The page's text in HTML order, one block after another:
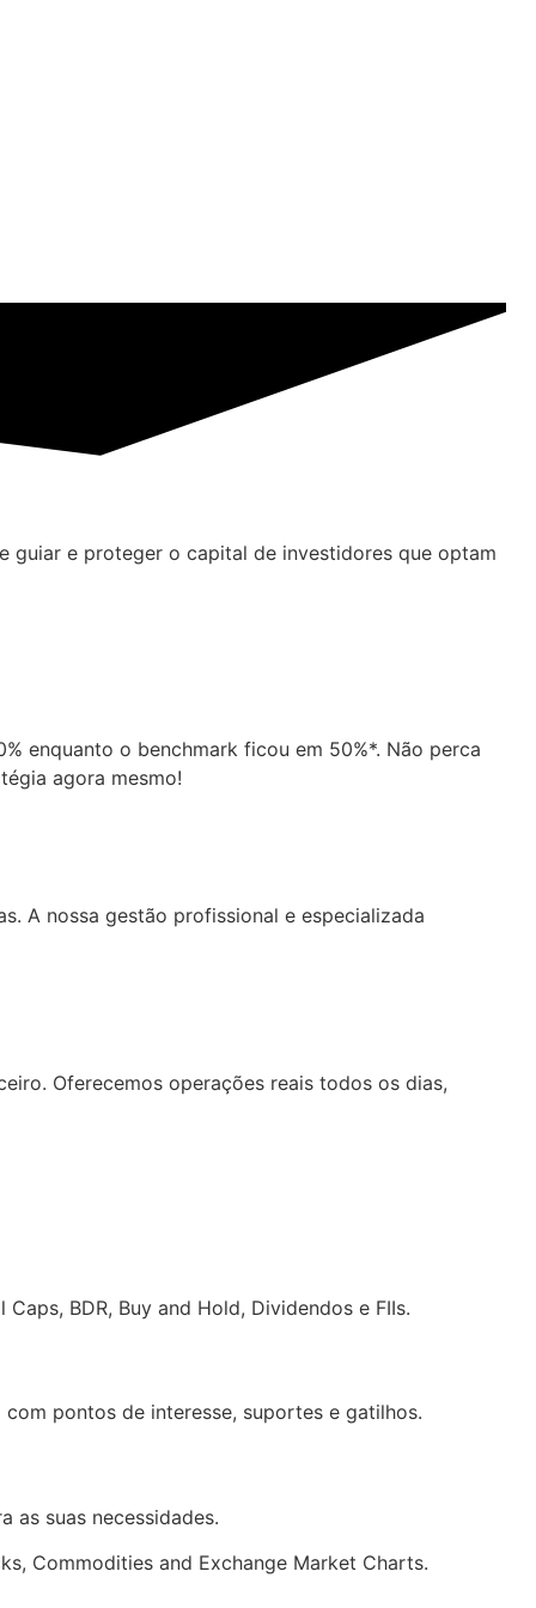
guiar e proteger o capital de investidores que optam
enquanto o benchmark ficou em 50%*. Não perca
agora mesmo!
A nossa gestão profissional e especializada
Oferecemos operações reais todos os dias,
BDR, Buy and Hold, Dividendos e FIIs.
pontos de interesse, suportes e gatilhos.
as suas necessidades.